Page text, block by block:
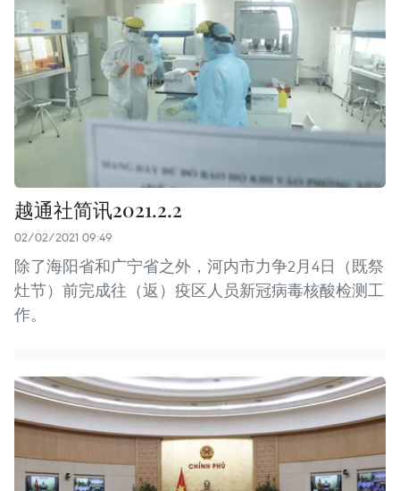
越通社简讯2021.2.2
02/02/2021 09:49
除了海阳省和广宁省之外，河内市力争2月4日（既祭
灶节）前完成往（返）疫区人员新冠病毒核酸检测工
作。